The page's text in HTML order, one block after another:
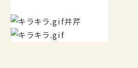
井芹